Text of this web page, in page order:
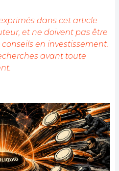
permettent d'en
à mes heures
grande passion pour la
les animaux !)
dans cet article
et ne doivent pas être
en investissement.
avant toute